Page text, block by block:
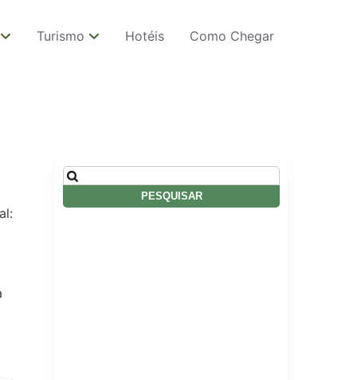
Turismo Hotéis Como Chegar
Pesquisar
por: